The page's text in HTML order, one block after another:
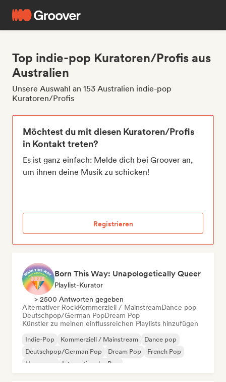
Top indie-pop Kuratoren/Profis aus
Australien
Unsere Auswahl an 153 Australien indie-pop
Kuratoren/Profis
Möchtest du mit diesen Kuratoren/Profis
in Kontakt treten?
Es ist ganz einfach: Melde dich bei Groover an,
um ihnen deine Musik zu schicken!
Registrieren
Born This Way: Unapologetically Queer
Playlist-Kurator
> 2500 Antworten gegeben
Alternativer RockKommerziell / MainstreamDance pop
Deutschpop/German PopDream Pop
Künstler zu meinen einflussreichen Playlists hinzufügen
Indie-Pop Kommerziell / Mainstream
Dance pop
Deutschpop/German Pop
Dream Pop
French Pop
Hyperpop
Internationaler Pop